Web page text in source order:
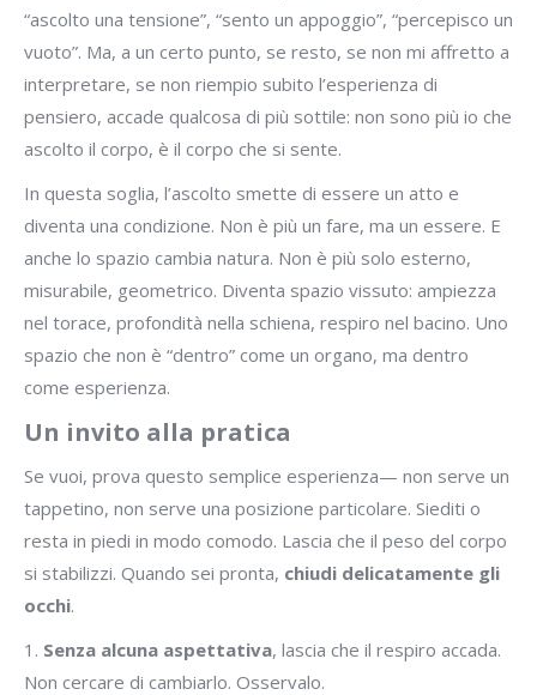
“ascolto una tensione”, “sento un appoggio”, “percepisco un
vuoto”. Ma, a un certo punto, se resto, se non mi affretto a
interpretare, se non riempio subito l’esperienza di
pensiero, accade qualcosa di più sottile: non sono più io che
ascolto il corpo, è il corpo che si sente.
In questa soglia, l’ascolto smette di essere un atto e
diventa una condizione. Non è più un fare, ma un essere. E
anche lo spazio cambia natura. Non è più solo esterno,
misurabile, geometrico. Diventa spazio vissuto: ampiezza
nel torace, profondità nella schiena, respiro nel bacino. Uno
spazio che non è “dentro” come un organo, ma dentro
come esperienza.
Un invito alla pratica
Se vuoi, prova questo semplice esperienza— non serve un
tappetino, non serve una posizione particolare. Siediti o
resta in piedi in modo comodo. Lascia che il peso del corpo
si stabilizzi. Quando sei pronta, chiudi delicatamente gli
occhi.
1. Senza alcuna aspettativa, lascia che il respiro accada.
Non cercare di cambiarlo. Osservalo.